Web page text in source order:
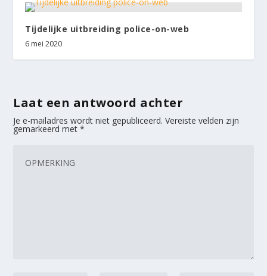
Tijdelijke uitbreiding police-on-web
6 mei 2020
Laat een antwoord achter
Je e-mailadres wordt niet gepubliceerd. Vereiste velden zijn
gemarkeerd met*